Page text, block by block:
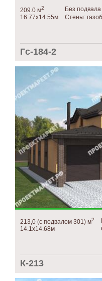
209.0 м2
16.77х14.55м
Без подвала
Стены:
Гс-184-2
213,0 (с подвалом 301) м2
14.1х14.68м
К-213